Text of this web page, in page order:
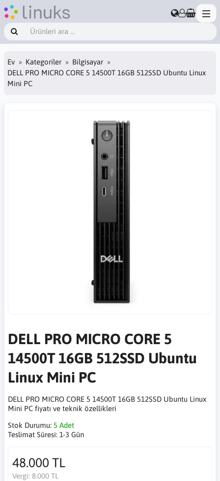
Ev Kategoriler
Bilgisayar
DELL PRO MICRO CORE 5 14500T 16GB 512SSD Ubuntu Linux
Mini PC
DELL PRO MICRO CORE 5
14500T 16GB 512SSD Ubuntu
Linux Mini PC
DELL PRO MICRO CORE 5 14500T 16GB 512SSD Ubuntu Linux
Mini PC fiyatı ve teknik özellikleri
Stok Durumu: 5 Adet
Teslimat Süresi: 1-3 Gün
48.000 TL
Vergi: 8.000 TL